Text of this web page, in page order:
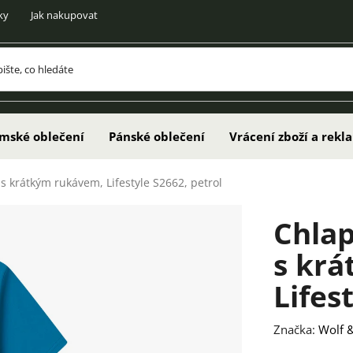
Jak nakupovat
oblečení Pánské oblečení Vrácení zboží a
krátkým rukávem, Lifestyle S2662, petrol
s
Značka: Wolf